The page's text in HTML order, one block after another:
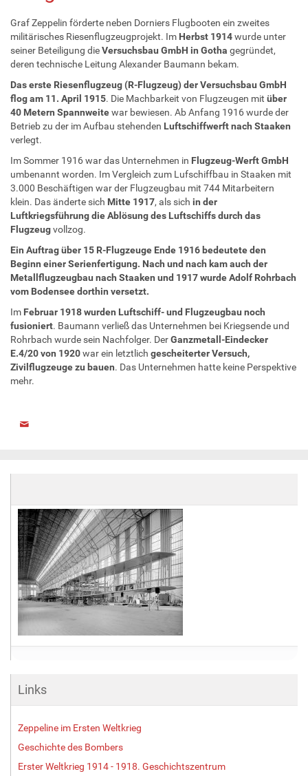
Graf Zeppelin förderte neben Dorniers Flugbooten ein zweites
militärisches Riesenflugzeugprojekt. Im Herbst 1914wurde unter
seiner Beteiligung dieVersuchsbau GmbH in Gotha gegründet,
deren technische Leitung Alexander Baumann bekam.
Das erste Riesenflugzeug (R-Flugzeug) der Versuchsbau GmbH
flog am 11. April 1915. Die Machbarkeit von Flugzeugen mit über
40 Metern Spannweitewar bewiesen. Ab Anfang 1916 wurde der
Betrieb zu der im Aufbau stehenden Luftschiffwerft nach Staaken
verlegt.
Im Sommer 1916 war das Unternehmen in Flugzeug-Werft GmbH
umbenannt worden. Im Vergleich zum Lufschiffbau in Staaken mit
3.000 Beschäftigen war der Flugzeugbau mit 744 Mitarbeitern
klein. Das änderte sich Mitte 1917, als sich in der
Luftkriegsführung die Ablösung des Luftschiffs durch das
Flugzeugvollzog.
Ein Auftrag über 15 R-Flugzeuge Ende 1916 bedeutete den
Beginn einer Serienfertigung. Nach und nach kam auch der
Metallflugzeugbau nach Staaken und 1917 wurde Adolf Rohrbach
vom Bodensee dorthin versetzt.
Im Februar 1918 wurden Luftschiff- und Flugzeugbau noch
fusioniert. Baumann verließ das Unternehmen bei Kriegsende und
Rohrbach wurde sein Nachfolger. DerGanzmetall-Eindecker
E.4/20 von 1920war ein letztlich gescheiterter Versuch,
Zivilflugzeuge zu bauen. Das Unternehmen hatte keine Perspektive
mehr.
Links
Zeppeline im Ersten Weltkrieg
Geschichte des Bombers
Erster Weltkrieg 1914 - 1918. Geschichtszentrum